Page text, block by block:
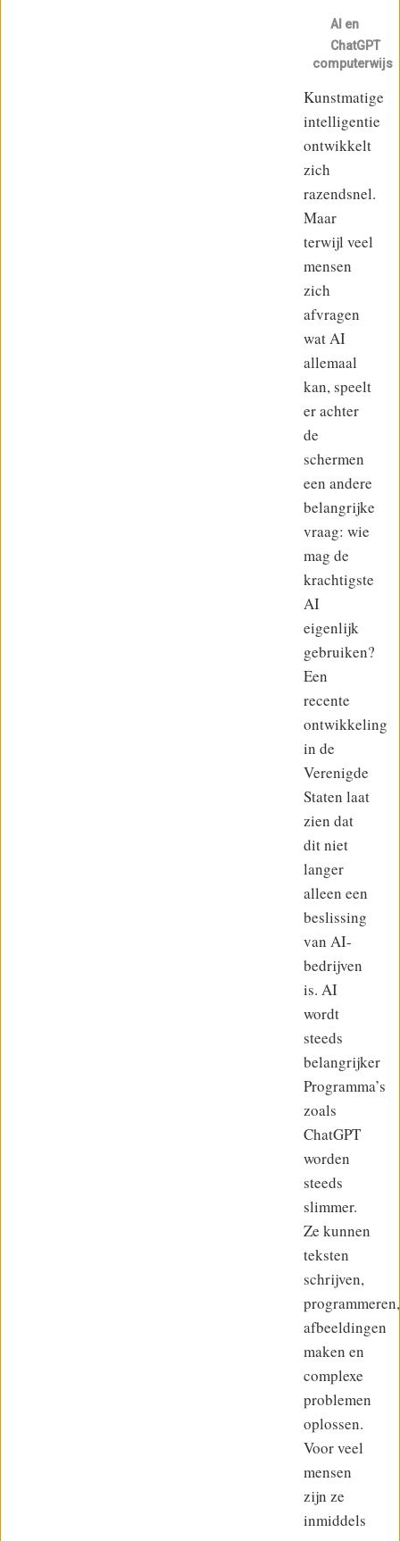
AI en
ChatGPT
computerwijs
Kunstmatige
intelligentie
ontwikkelt
zich
razendsnel.
Maar
terwijl veel
mensen
zich
afvragen
wat AI
allemaal
kan, speelt
er achter
de
schermen
een andere
belangrijke
vraag: wie
mag de
krachtigste
AI
eigenlijk
gebruiken?
Een
recente
ontwikkeling
in de
Verenigde
Staten laat
zien dat
dit niet
langer
alleen een
beslissing
van AI-
bedrijven
is. AI
wordt
steeds
belangrijker
Programma’s
zoals
ChatGPT
worden
steeds
slimmer.
Ze kunnen
teksten
schrijven,
programmeren,
afbeeldingen
maken en
complexe
problemen
oplossen.
Voor veel
mensen
zijn ze
inmiddels